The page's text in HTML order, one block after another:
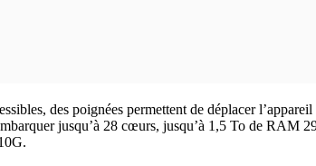
des poignées permettent de déplacer
jusqu’à 28 cœurs, jusqu’à 1,5 To de RAM